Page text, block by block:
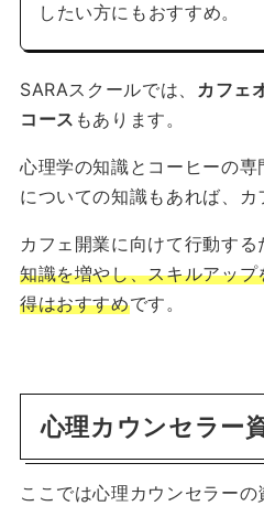
したい方にもおすすめ。
SARAスクールでは、 カフェ
コース もあります。
心理学の知識とコーヒーの
についての知識もあれば、カ
カフェ開業に向けて行動する
知識を増やし、スキルアッ
得はおすすめです。
心理カウンセラー
ここでは心理カウンセラー